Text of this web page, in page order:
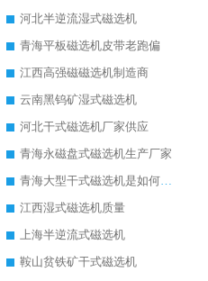
河北半逆流湿式磁选机
青海平板磁选机皮带老跑偏
江西高强磁磁选机制造商
云南黑钨矿湿式磁选机
河北干式磁选机厂家供应
青海永磁盘式磁选机生产厂家
青海大型干式磁选机是如何选矿的
江西湿式磁选机质量
上海半逆流式磁选机
鞍山贫铁矿干式磁选机